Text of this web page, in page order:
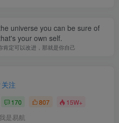
universe you can be sure of
your own self.
肯定可以改进，那就是你自己
关注
170 807 15W+
是易航